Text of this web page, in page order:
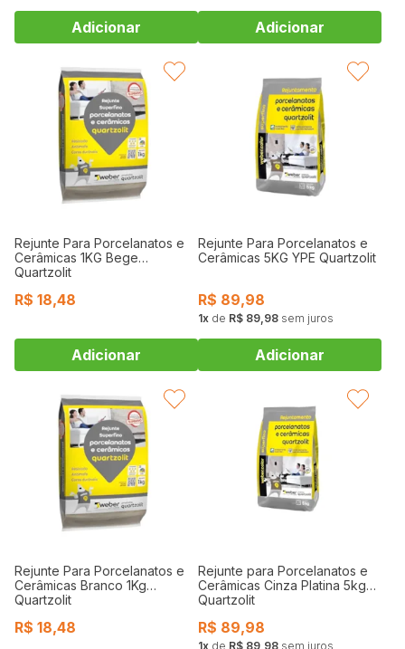
Rejunte Para Porcelanatos e
Cerâmicas 1KG Bege
Quartzolit
R$ 18,48
FAVORITAR
Rejunte Para Porcelanatos e
Cerâmicas 5KG YPE Quartzolit
R$ 89,98
1 de R$ 89,98 sem juros
FAVORITAR
Rejunte Para Porcelanatos e
Cerâmicas Branco 1Kg
Quartzolit
R$ 18,48
FAVORITAR
Rejunte para Porcelanatos e
Cerâmicas Cinza Platina 5kg
Quartzolit
R$ 89,98
1 de R$ 89,98 sem juros
FAVORITAR